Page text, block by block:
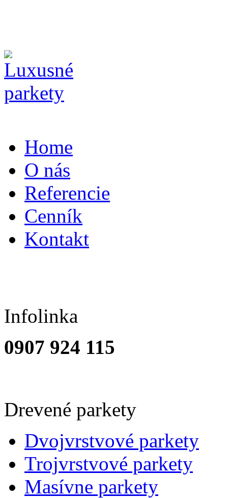
Home
O nás
Referencie
Cenník
Kontakt
Infolinka
0907 924 115
Drevené parkety
Dvojvrstvové parkety
Trojvrstvové parkety
Masívne parkety